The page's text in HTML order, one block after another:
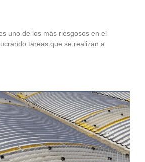
uno de los más riesgosos en el
tareas que se realizan a